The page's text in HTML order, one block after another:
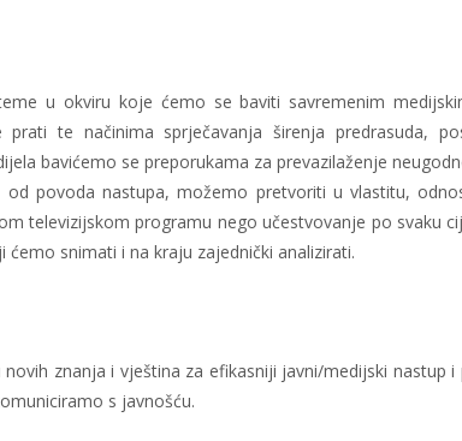
u okviru koje ćemo se baviti savremenim
te načinima sprječavanja širenja predrasuda,
bavićemo se preporukama za prevazilaženje
povoda nastupa, možemo pretvoriti u vlastitu,
televizijskom programu nego učestvovanje po svaku
snimati i na kraju zajednički analizirati.
znanja i vještina za efikasniji javni/medijski nastup i
s javnošću.